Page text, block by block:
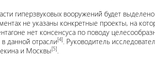
гиперзвуковых вооружений будет
не указаны конкретные проекты, на
нет консенсуса по поводу
данной отрасли[4]. Руководитель
и Москвы[5].